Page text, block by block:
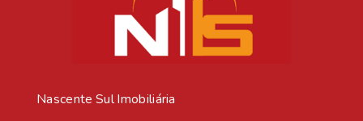
Nascente Sul Imobiliária